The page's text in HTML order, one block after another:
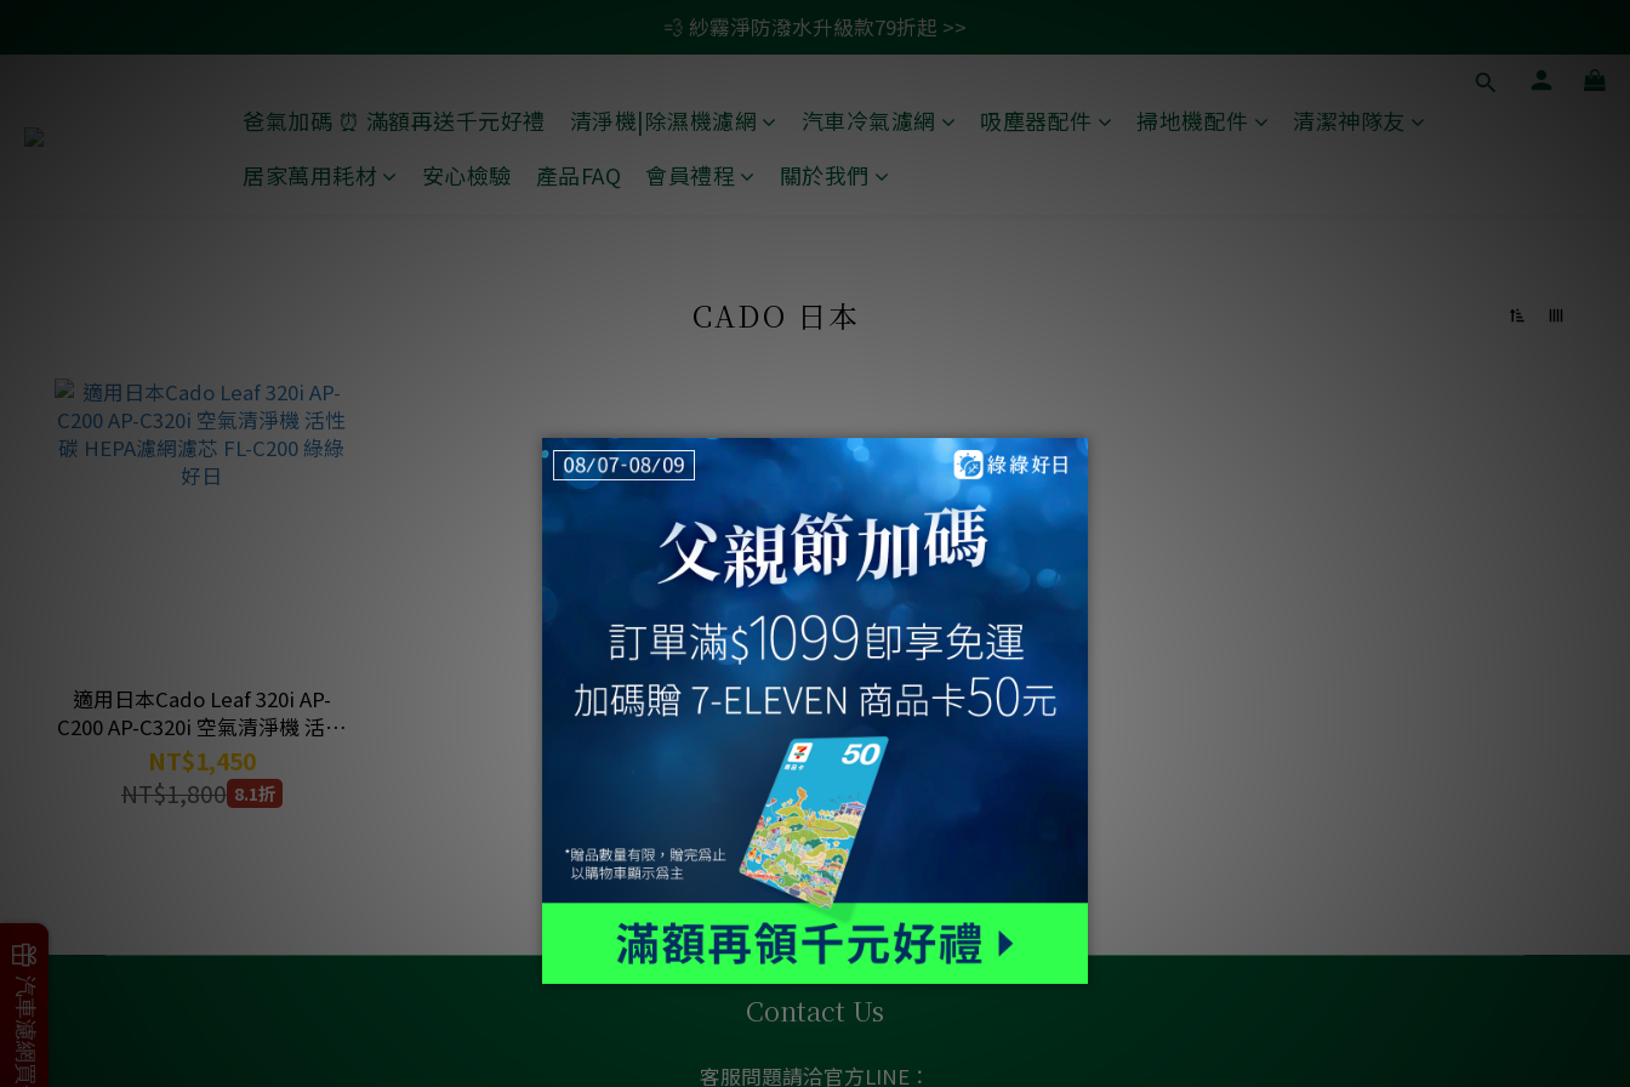
🚗 汽車濾網買一送一 >>
💨 紗霧淨防潑水升級款79折起 >>
🚗 汽車濾網買一送一 >>
爸氣加碼 ⏰ 滿額再送千元好禮 清淨機|除濕機濾網 汽車冷氣濾網 吸塵器配件 掃地機配件
清潔神隊友
居家萬用耗材
安心檢驗 產品FAQ 會員禮程 關於我們
CADO 日本
適用日本Cado Leaf 320i AP-
C200 AP-C320i 空氣清淨機 活性
碳 HEPA濾網濾芯 FL-C200 綠綠
好日
NT$1,450
NT$1,800 8.1折
Contact Us
客服問題請洽官方LINE：
父親節加碼